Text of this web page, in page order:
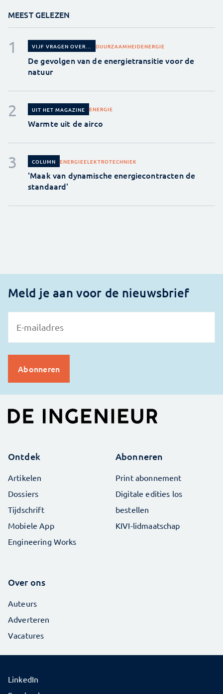
MEEST GELEZEN
VIJF VRAGEN OVER... DUURZAAMHEIDENERGIE
De gevolgen van de energietransitie voor de
natuur
UIT HET MAGAZINE ENERGIE
Warmte uit de airco
COLUMN ENERGIEELEKTROTECHNIEK
'Maak van dynamische energiecontracten de
standaard'
Meld je aan voor de nieuwsbrief
Ontdek
Artikelen
Dossiers
Tijdschrift
Mobiele App
Engineering Works
Abonneren
Print abonnement
Digitale edities los
bestellen
KIVI-lidmaatschap
Over ons
Auteurs
Adverteren
Vacatures
LinkedIn